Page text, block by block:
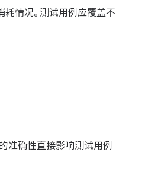
情况。测试用例应覆盖不
准确性直接影响测试用例